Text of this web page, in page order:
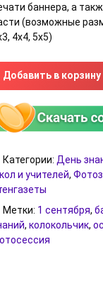
баннера, а
(возможные
4х4, 5х5)
товара
Добавить в корзину
Категории: День
и учителей,
Метки: 1 сентября,
, колокольчик,